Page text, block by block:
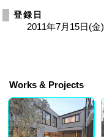
登録日
2011年7月15日(金)
Works & Projects